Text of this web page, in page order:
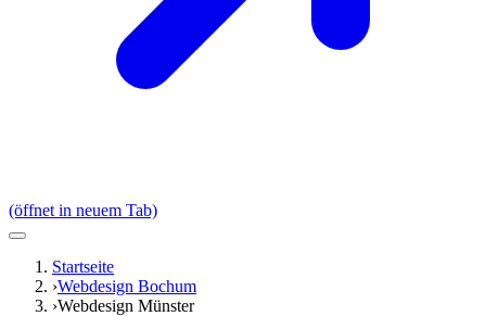
(öffnet in neuem Tab)
Startseite
›Webdesign Bochum
›Webdesign Münster